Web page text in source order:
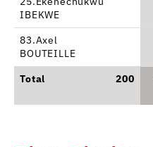
IBEKWE
83.Axel
BOUTEILLE
Total 200